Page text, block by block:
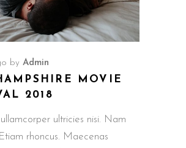
by Admin
MOVIE
2018
ultricies nisi. Nam
rhoncus. Maecenas